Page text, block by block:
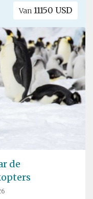
Van 11150 USD
de